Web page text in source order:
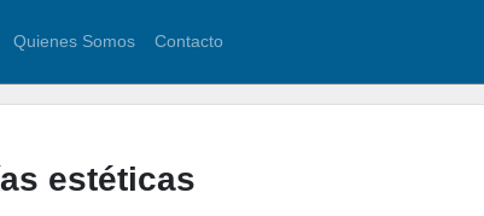
Quienes Somos Contacto
estéticas